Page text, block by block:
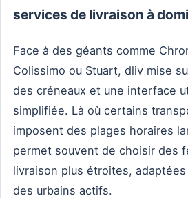
services de livraison à
Face à des géants comme
Colissimo ou Stuart, dliv mise
des créneaux et une interface
simplifiée. Là où certains
imposent des plages horaires
permet souvent de choisir des
livraison plus étroites,
des urbains actifs.